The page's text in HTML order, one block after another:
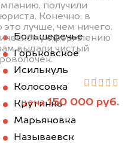
получили
Конечно, в
лучше, чем ничего.
оформлению
выдали чистый
цена150 000 руб.
Большеречье
Горьковское
Исилькуль
Колосовка
Крутинка
Марьяновка
Называевск